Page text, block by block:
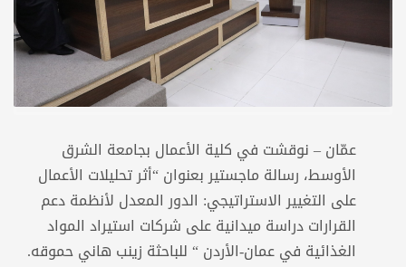
عمّان – نوقشت في كلية الأعمال بجامعة الشرق
الأوسط، رسالة ماجستير بعنوان “أثر تحليلات الأعمال
على التغيير الاستراتيجي: الدور المعدل لأنظمة دعم
القرارات دراسة ميدانية على شركات استيراد المواد
الغذائية في عمان-الأردن “ للباحثة زينب هاني حموقه.